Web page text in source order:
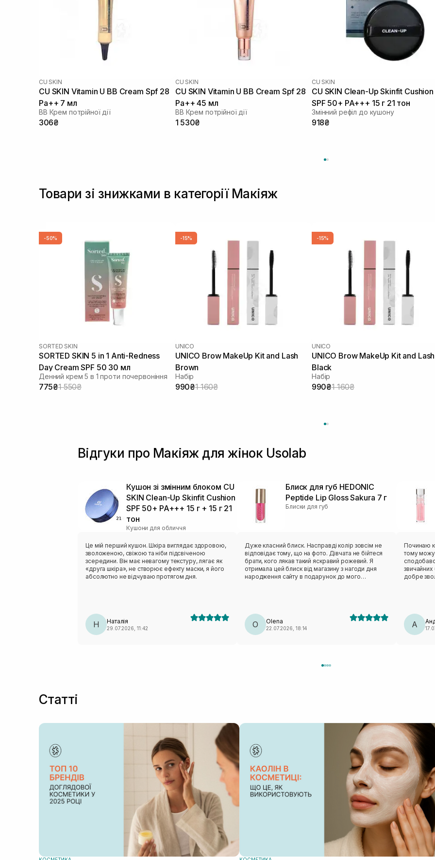
CU SKIN
CU SKIN Vitamin U BB Cream Spf 28
Pa++ 7 мл
BB Крем потрійної дії
306₴
CU SKIN
CU SKIN Vitamin U BB Cream Spf 28
Pa++ 45 мл
BB Крем потрійної дії
1 530₴
CU SKIN
CU SKIN Clean-Up Skinfit Cushion
SPF 50+ PA+++ 15 г 21 тон
Змінний рефіл до кушону
918₴
Товари зі знижками в категорії Макіяж
-50%
SORTED SKIN
SORTED SKIN 5 in 1 Anti-Redness
Day Cream SPF 50 30 мл
Денний крем 5 в 1 проти почервоніння
775₴1 550₴
-15%
UNICO
UNICO Brow MakeUp Kit and Lash
Brown
Набір
990₴1 160₴
-15%
UNICO
UNICO Brow MakeUp Kit and Lash
Black
Набір
990₴1 160₴
Відгуки про Макіяж для жінок Usolab
Кушон зі змінним блоком CU
SKIN Clean-Up Skinfit Cushion
SPF 50+ PA+++ 15 г + 15 г 21
тон
Кушони для обличчя
Це мій перший кушон. Шкіра виглядає здоровою,
зволоженою, свіжою та ніби підсвіченою
зсередини. Він має невагому текстуру, лягає як
«друга шкіра», не створює ефекту маски, я його
абсолютно не відчуваю протягом дня.
Н Наталія
29.07.2026, 11:42
Блиск для губ HEDONIC
Peptide Lip Gloss Sakura 7 г
Блиски для губ
Дуже класний блиск. Насправді колір зовсім не
відповідає тому, що на фото. Дівчата не бійтеся
брати, кого лякав такий яскравий рожевий. Я
отримала цей блиск від магазину з нагоди дня
народження сайту в подарунок до мого
рожевим «димком». Я дуже-дуже задоволена ☺️
дякую, Sisters, це так приємно отримувати такі
круті подарунки 🎁❤️
O Olena
22.07.2026, 18:14
Починаю
тому можу
звичайних
добре
А
Статті